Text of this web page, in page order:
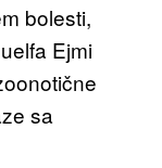
bolesti,
Ejmi
sa